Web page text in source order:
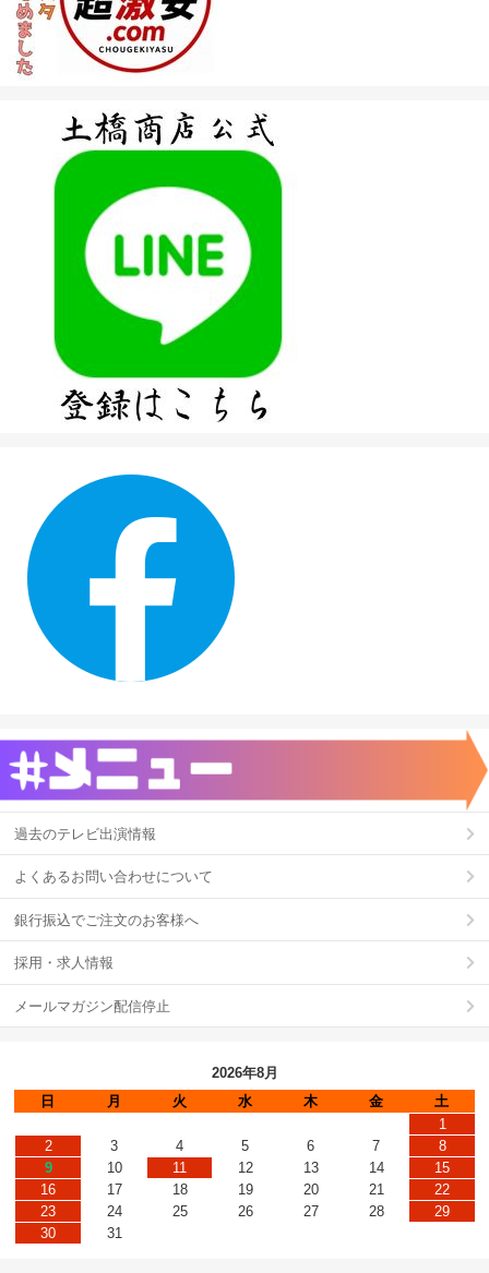
過去のテレビ出演情報
よくあるお問い合わせについて
銀行振込でご注文のお客様へ
採用・求人情報
メールマガジン配信停止
2026年8月
日
月 火 水 木 金
土
1
2
3 4 5 6 7
8
9
10 11 12 13 14
15
16
17 18 19 20 21
22
23
24 25 26 27 28
29
30
31